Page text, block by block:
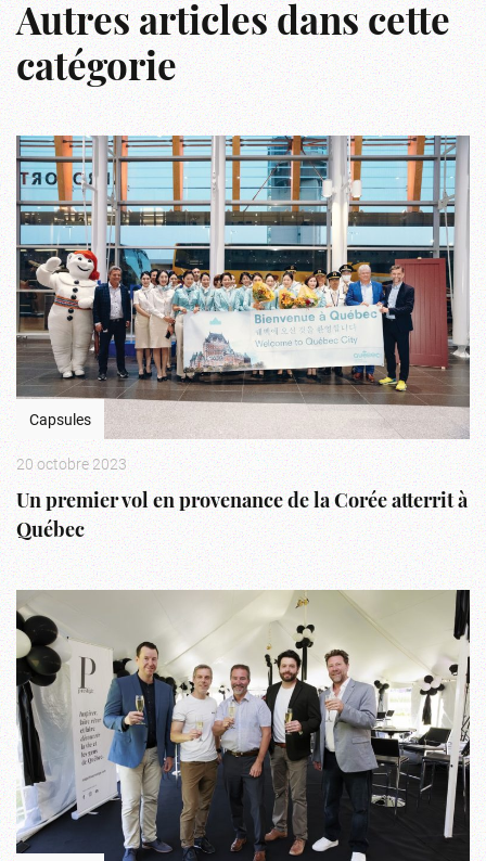
Autres articles dans cette
catégorie
Capsules
20 octobre 2023
Un premier vol en provenance de la Corée atterrit à
Québec